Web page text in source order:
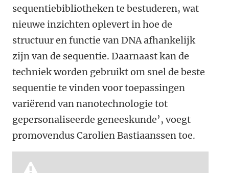
sequentiebibliotheken te bestuderen, wat
nieuwe inzichten oplevert in hoe de
structuur en functie van DNA afhankelijk
zijn van de sequentie. Daarnaast kan de
techniek worden gebruikt om snel de beste
sequentie te vinden voor toepassingen
variërend van nanotechnologie tot
gepersonaliseerde geneeskunde’, voegt
promovendus Carolien Bastiaanssen toe.